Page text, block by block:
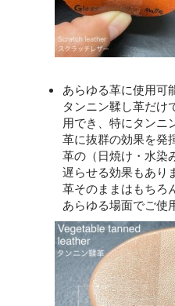
あらゆる革に使用可
タンニン鞣し革だけ
用でき、特にタンニ
革に抜群の効果を発
革の（日焼け・水染
遅らせる効果もあり
革そのままはもちろ
あらゆる場面でご使